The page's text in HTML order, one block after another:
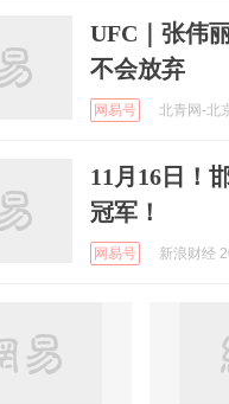
UFC｜张伟
不会放弃
网易号 北青网-北
11月16日！
冠军！
网易号 新浪财经